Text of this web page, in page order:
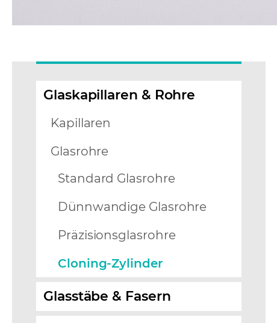
Glaskapillaren & Rohre
Kapillaren
Glasrohre
Standard Glasrohre
Dünnwandige Glasrohre
Präzisionsglasrohre
Cloning-Zylinder
Glasstäbe & Fasern